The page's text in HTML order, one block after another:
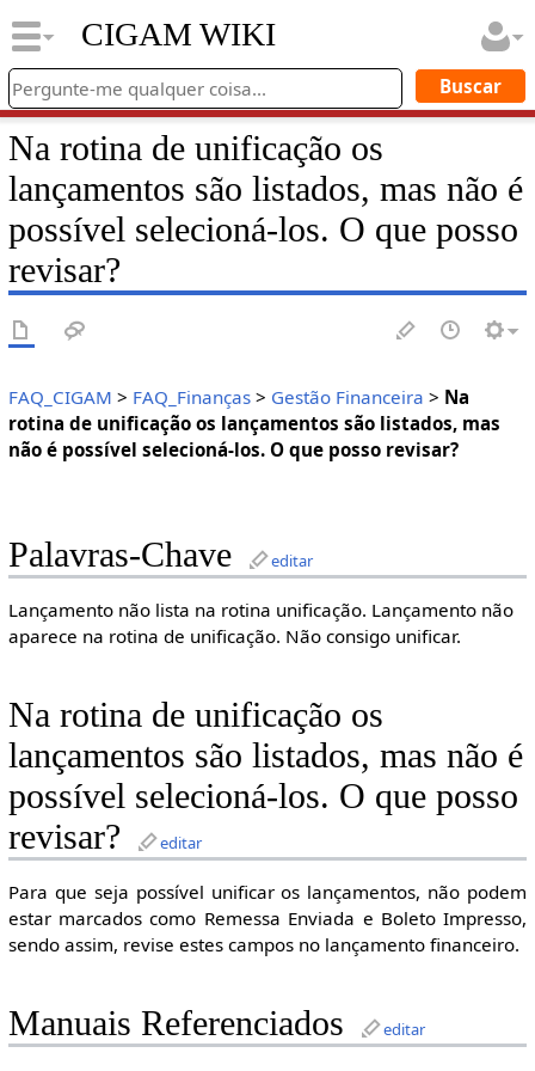
CIGAM WIKI
Na rotina de unificação os
lançamentos são listados, mas não é
possível selecioná-los. O que posso
revisar?
FAQ_CIGAM > FAQ_Finanças> Gestão Financeira > Na
rotina de unificação os lançamentos são listados, mas
não é possível selecioná-los. O que posso revisar?
Palavras-Chave editar
Lançamento não lista na rotina unificação. Lançamento não
aparece na rotina de unificação. Não consigo unificar.
Na rotina de unificação os
lançamentos são listados, mas não é
possível selecioná-los. O que posso
revisar?
editar
Para que seja possível unificar os lançamentos, não podem
estar marcados como Remessa Enviada e Boleto Impresso,
sendo assim, revise estes campos no lançamento financeiro.
Manuais Referenciados editar